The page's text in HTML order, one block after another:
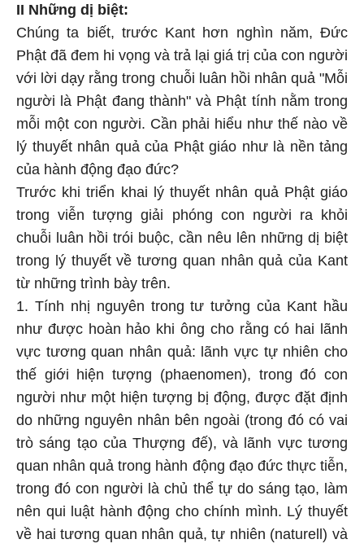
II Những dị biệt:
Chúng ta biết, trước Kant hơn nghìn năm, Đức
Phật đã đem hi vọng và trả lại giá trị của con người
với lời dạy rằng trong chuỗi luân hồi nhân quả "Mỗi
người là Phật đang thành" và Phật tính nằm trong
mỗi một con người. Cần phải hiểu như thế nào về
lý thuyết nhân quả của Phật giáo như là nền tảng
của hành động đạo đức?
Trước khi triển khai lý thuyết nhân quả Phật giáo
trong viễn tượng giải phóng con người ra khỏi
chuỗi luân hồi trói buộc, cần nêu lên những dị biệt
trong lý thuyết về tương quan nhân quả của Kant
từ những trình bày trên.
1. Tính nhị nguyên trong tư tưởng của Kant hầu
như được hoàn hảo khi ông cho rằng có hai lãnh
vực tương quan nhân quả: lãnh vực tự nhiên cho
thế giới hiện tượng (phaenomen), trong đó con
người như một hiện tượng bị động, được đặt định
do những nguyên nhân bên ngoài (trong đó có vai
trò sáng tạo của Thượng đế), và lãnh vực tương
quan nhân quả trong hành động đạo đức thực tiễn,
trong đó con người là chủ thể tự do sáng tạo, làm
nên qui luật hành động cho chính mình. Lý thuyết
về hai tương quan nhân quả, tự nhiên (naturell) và